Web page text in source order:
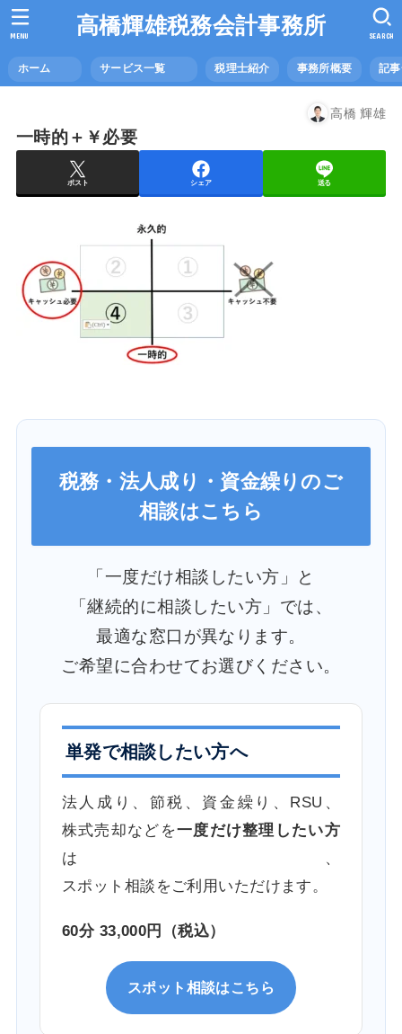
高橋輝雄税務会計事務所
ホーム サービス一覧 税理士紹介 事務所概要 記
SEARCH
MENU
高橋 輝雄
一時的＋￥必要
ポスト シェア 送る
税務・法人成り・資金繰りのご
相談はこちら
「一度だけ相談したい方」と
「継続的に相談したい方」では、
最適な窓口が異なります。
ご希望に合わせてお選びください。
単発で相談したい方へ
法人成り、節税、資金繰り、RSU、
株式売却などを一度だけ整理したい方
は、
スポット相談をご利用いただけます。
60分 33,000円（税込）
スポット相談はこちら